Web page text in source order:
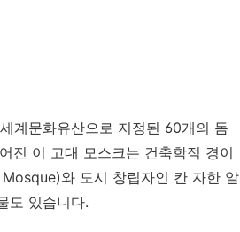
계문화유산으로 지정된 60개의 돔
진 이 고대 모스크는 건축학적 경이
와 도시 창립자인 칸 자한 알
도 있습니다.